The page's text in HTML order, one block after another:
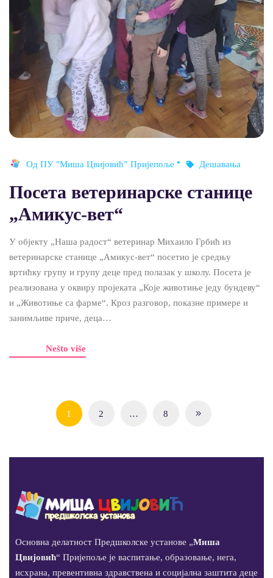
Од ПУ "Миша Цвијовић” Пријепоље Дешавања
Посета ветеринарске станице
„Амикус-вет“
У објекту „Наша радост“ ветеринар Михаило Грбић из
ветеринарске станице „Амикус-вет“ посетио је средњу
вртићку групу и групу деце пред полазак у школу. Посета је
реализована у оквиру пројеката „Које животиње једу бундеву“
и „Животиње са фарме“. Кроз разговор, показне примере и
занимљиве приче, деца…
Nešto više
1 2 … 8
Основна делатност Предшколске установе „Миша
Цвијовић“ Пријепоље је васпитање, образовање, нега,
исхрана, превентивна здравствена и социјална заштита деце